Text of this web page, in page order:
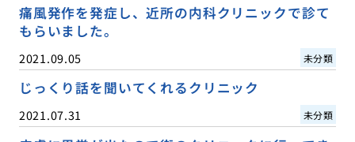
痛風発作を発症し、近所の内科クリニックで診て
もらいました。
2021.09.05 未分類
じっくり話を聞いてくれるクリニック
2021.07.31 未分類